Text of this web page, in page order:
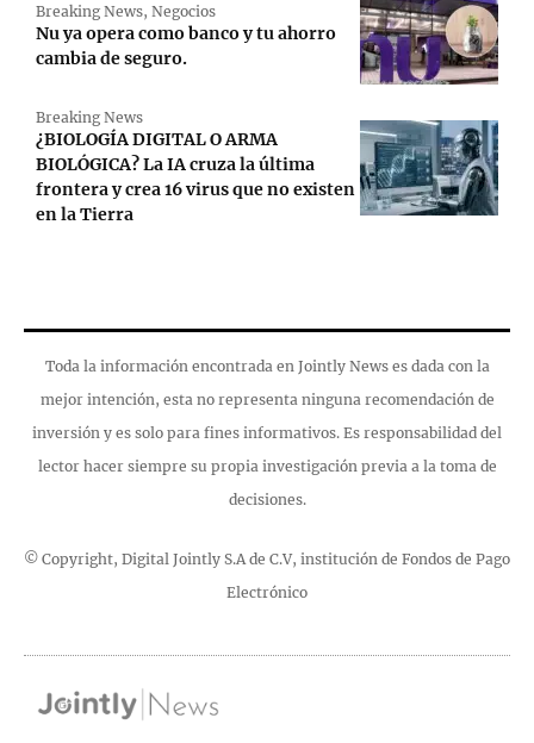
Breaking News, Negocios
Nu ya opera como banco y tu ahorro
cambia de seguro.
Breaking News
¿BIOLOGÍA DIGITAL O ARMA
BIOLÓGICA? La IA cruza la última
frontera y crea 16 virus que no existen
en la Tierra
Toda la información encontrada en Jointly News es dada con la
mejor intención, esta no representa ninguna recomendación de
inversión y es solo para fines informativos. Es responsabilidad del
lector hacer siempre su propia investigación previa a la toma de
decisiones.
© Copyright, Digital Jointly S.A de C.V, institución de Fondos de Pago
Electrónico